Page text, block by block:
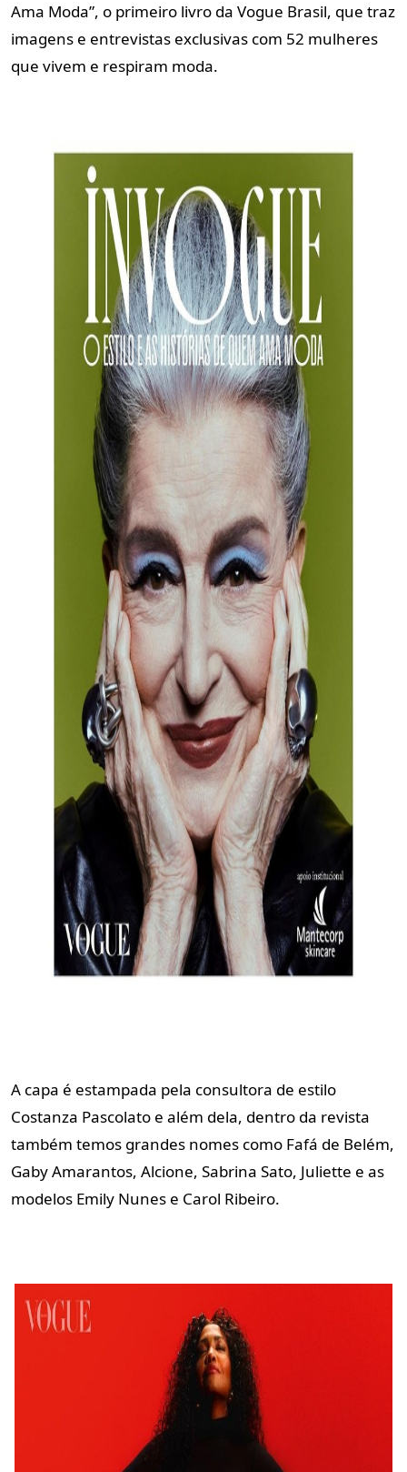
Ama Moda”, o primeiro livro da Vogue Brasil, que traz
imagens e entrevistas exclusivas com 52 mulheres
que vivem e respiram moda.
A capa é estampada pela consultora de estilo
Costanza Pascolato e além dela, dentro da revista
também temos grandes nomes como Fafá de Belém,
Gaby Amarantos, Alcione, Sabrina Sato, Juliette e as
modelos Emily Nunes e Carol Ribeiro.